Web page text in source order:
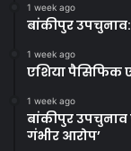
1 week ago
बांकीपुर
1 week ago
एशिया पैसिफिक
1 week ago
बांकीपुर
गंभीर आरोप’